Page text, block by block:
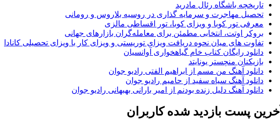
تاریخچه باشگاه رئال مادرید
تحصیل مهاجرت و سرمایه گذاری در روسیه بلاروس و رومانی
معرفی تور کوبا و ویزای کوبا، تور اقساطی مالزی
بروکر اوتت، انتخابی مطمئن برای معامله‌گران بازارهای جهانی
تفاوت های میان نحوه دریافت ویزای توریستی و ویزای کار با ویزای تحصیلی کانادا
دانلود رایگان کتاب خام گیاهخواری آوانسیان
بازیکنان منچستر یونایتد
دانلود آهنگ من مسم از ابراهیم الفتی رادیو جوان
دانلود آهنگ سیاه سفید از حامیم رادیو جوان
دانلود آهنگ دلیل زنده بودنم از امیر بارانی بهبهانی رادیو جوان
آخرین پست بازدید شده کاربران